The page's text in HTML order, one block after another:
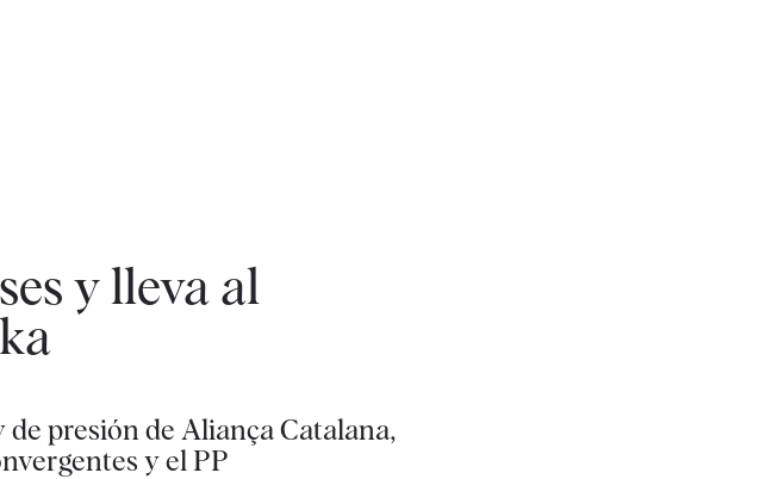
y lleva al
presión de Aliança Catalana,
y el PP